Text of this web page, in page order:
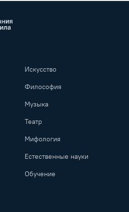
Искусство
Философия
Музыка
Театр
Мифология
Естественные науки
Обучение